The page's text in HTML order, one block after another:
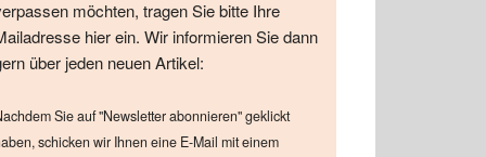
möchten, tragen Sie bitte Ihre
hier ein. Wir informieren Sie dann
über jeden neuen Artikel:
Sie auf "Newsletter abonnieren" geklickt
schicken wir Ihnen eine E-Mail mit einem